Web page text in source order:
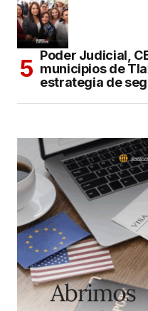
Poder Judicial,
municipios de
estrategia de